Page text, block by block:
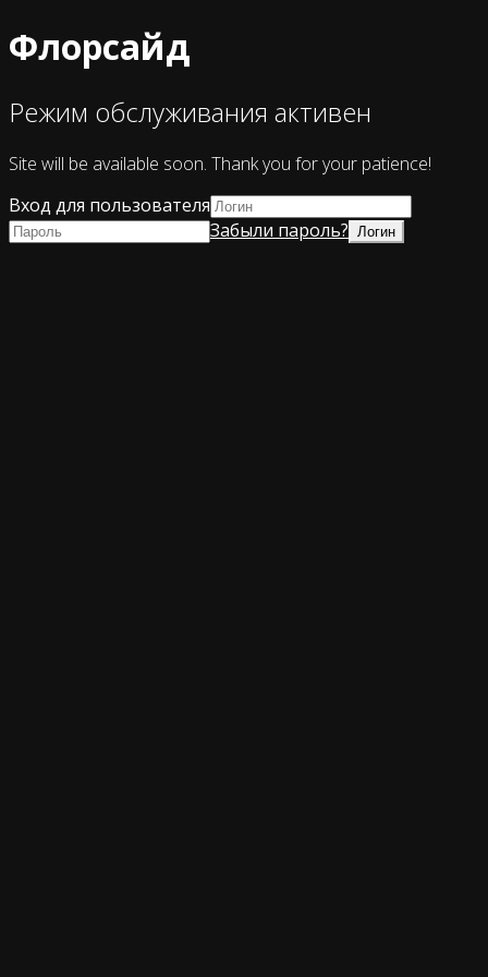
Флорсайд
Режим обслуживания активен
Site will be available soon. Thank you for your patience!
Вход для пользователя
Забыли пароль?